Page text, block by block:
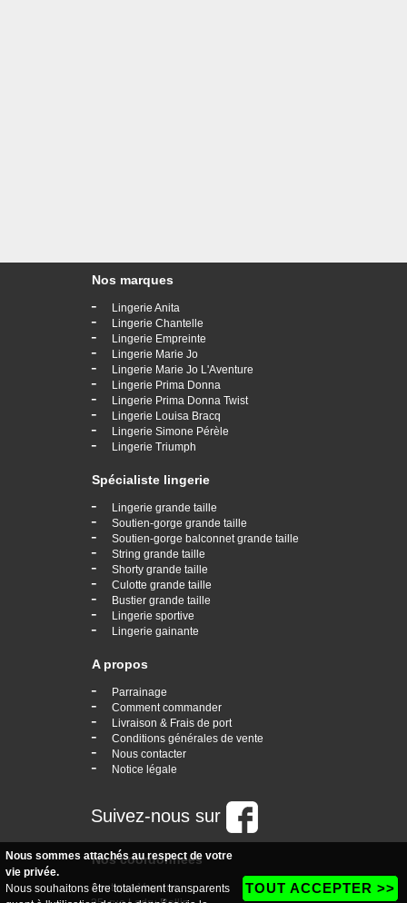
Nos marques
- Lingerie Anita
- Lingerie Chantelle
- Lingerie Empreinte
- Lingerie Marie Jo
- Lingerie Marie Jo L'Aventure
- Lingerie Prima Donna
- Lingerie Prima Donna Twist
- Lingerie Louisa Bracq
- Lingerie Simone Pérèle
- Lingerie Triumph
Spécialiste lingerie
- Lingerie grande taille
- Soutien-gorge grande taille
- Soutien-gorge balconnet grande taille
- String grande taille
- Shorty grande taille
- Culotte grande taille
- Bustier grande taille
- Lingerie sportive
- Lingerie gainante
A propos
- Parrainage
- Comment commander
- Livraison & Frais de port
- Conditions générales de vente
- Nous contacter
- Notice légale
Suivez-nous sur
Nos coordonnées
boutique Vogaine
Nous sommes attachés au respect de votre
vie privée.
Nous souhaitons être totalement transparents
TOUT ACCEPTER >>